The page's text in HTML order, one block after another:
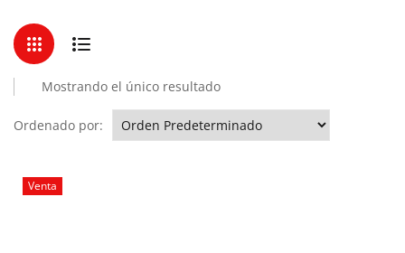
Mostrando el único resultado
Ordenado por:
Venta